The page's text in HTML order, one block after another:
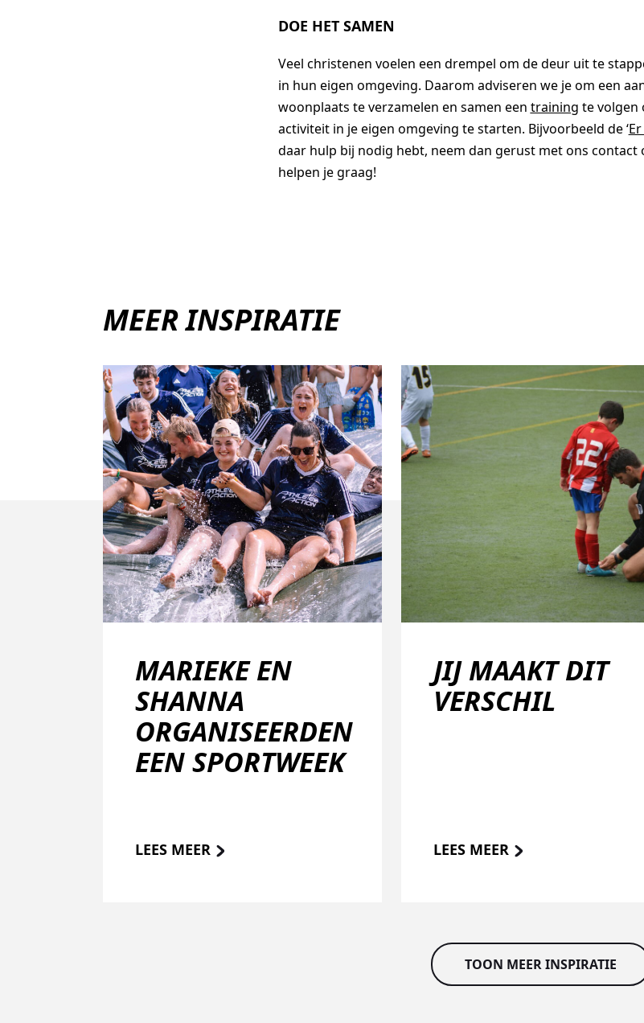
DOE HET SAMEN
Veel christenen voelen een drempel om de deur uit te
in hun eigen omgeving. Daarom adviseren we je om een
woonplaats te verzamelen en samen een training te volgen
activiteit in je eigen omgeving te starten. Bijvoorbeeld de ‘
daar hulp bij nodig hebt, neem dan gerust met ons contact
helpen je graag!
MEER INSPIRATIE
MARIEKE EN
SHANNA
ORGANISEERDEN
EEN SPORTWEEK
LEES MEER
JIJ MAAKT DIT
VERSCHIL
LEES MEER
TOON MEER INSPIRATIE